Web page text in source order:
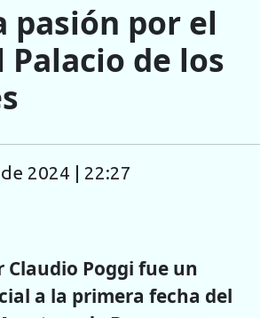
pasión por el
Palacio de los
2024 | 22:27
Claudio Poggi fue un
a la primera fecha del